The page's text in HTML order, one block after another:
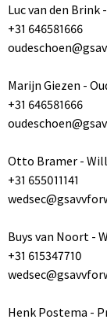
Luc van den Brink
+31 646581666
Marijn Giezen -
+31 646581666
Otto Bramer -
+31 655011141
Buys van Noort -
+31 615347710
Henk Postema -